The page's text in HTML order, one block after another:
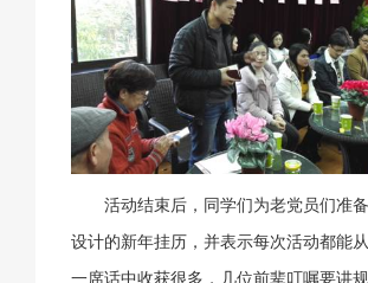
活动结束后，同学们为老党员们准
设计的新年挂历，并表示每次活动都能
一席话中收获很多，几位前辈叮嘱要讲